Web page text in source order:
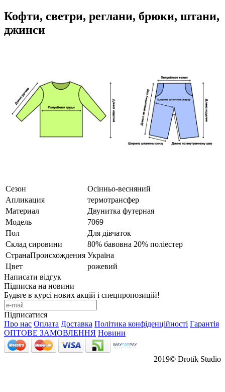
Кофти, светри, реглани, брюки, штани,
джинси
Сезон
Осінньо-весняний
Апликация
термотрансфер
Материал
Двунитка футерная
Модель
7069
Пол
Для дівчаток
Склад сировини
80% бавовна 20% поліестер
СтранаПроисхождения Україна
Цвет
рожевий
Написати відгук
Підписка на новини
Будьте в курсі нових акцій і спецпропозицій!
Підписатися
Про нас Оплата Доставка Політика конфіденційності Гарантія
ОПТОВЕ ЗАМОВЛЕННЯ Новини
2019© Drotik Studio